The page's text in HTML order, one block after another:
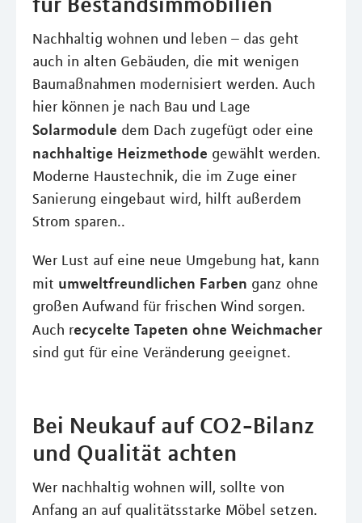
Nachhaltig wohnen und leben – das geht
auch in alten Gebäuden, die mit wenigen
Baumaßnahmen modernisiert werden. Auch
hier können je nach Bau und Lage
Solarmodule dem Dach zugefügt oder eine
nachhaltige Heizmethode gewählt werden.
Moderne Haustechnik, die im Zuge einer
Sanierung eingebaut wird, hilft außerdem
Strom sparen..
Wer Lust auf eine neue Umgebung hat, kann
mit umweltfreundlichen Farben ganz ohne
großen Aufwand für frischen Wind sorgen.
Auch recycelte Tapeten ohne Weichmacher
sind gut für eine Veränderung geeignet.
Bei Neukauf auf CO2-Bilanz
und Qualität achten
Wer nachhaltig wohnen will, sollte von
Anfang an auf qualitätsstarke Möbel setzen.